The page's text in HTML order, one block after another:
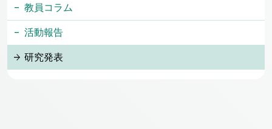
教員コラム
活動報告
研究発表